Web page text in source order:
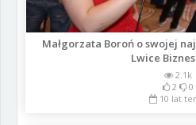
Małgorzata Boroń o swojej
Lwice
2.1k
2
0
10 lat